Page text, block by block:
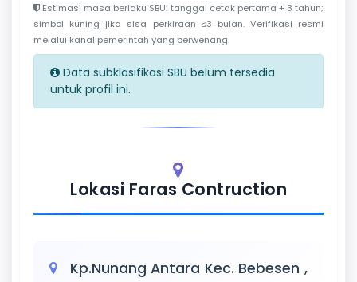
Estimasi masa berlaku SBU: tanggal cetak pertama + 3 tahun;
simbol kuning jika sisa perkiraan ≤3 bulan. Verifikasi resmi
melalui kanal pemerintah yang berwenang.
Data subklasifikasi SBU belum tersedia
untuk profil ini.
Lokasi Faras Contruction
Kp.Nunang Antara Kec. Bebesen ,